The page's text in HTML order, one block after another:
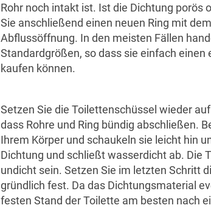
Rohr noch intakt ist. Ist die Dichtung porös
Sie anschließend einen neuen Ring mit
Abflussöffnung. In den meisten Fällen
Standardgrößen, so dass sie einfach
kaufen können.
Setzen Sie die Toilettenschüssel wieder
dass Rohre und Ring bündig abschließen.
Ihrem Körper und schaukeln sie leicht hin
Dichtung und schließt wasserdicht ab. Die
undicht sein. Setzen Sie im letzten Schritt
gründlich fest. Da das Dichtungsmaterial
festen Stand der Toilette am besten nach